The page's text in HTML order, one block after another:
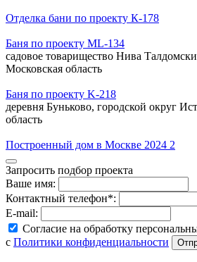
Отделка бани по проекту К-178
Баня по проекту ML-134
садовое товарищество Нива
Московская область
Баня по проекту K-218
деревня Буньково, городской округ
область
Построенный дом в Москве 2024 2
Запросить подбор проекта
Ваше имя:
Контактный телефон*:
E-mail:
Согласие на обработку
с Политики конфиденциальности